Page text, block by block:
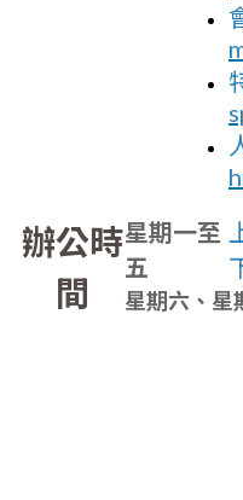
辦公時
間
星期一至
五
星期六、星